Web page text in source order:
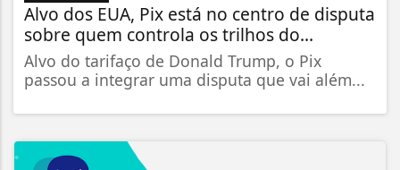
Alvo dos EUA, Pix está no centro de disputa
sobre quem controla os trilhos do...
Alvo do tarifaço de Donald Trump, o Pix
passou a integrar uma disputa que vai além...